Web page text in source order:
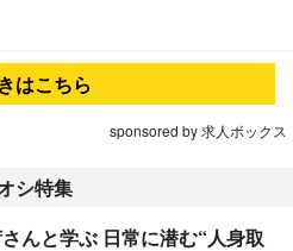
はこちら
sponsored by 求人ボックス
シ特集
んと学ぶ 日常に潜む“人身取